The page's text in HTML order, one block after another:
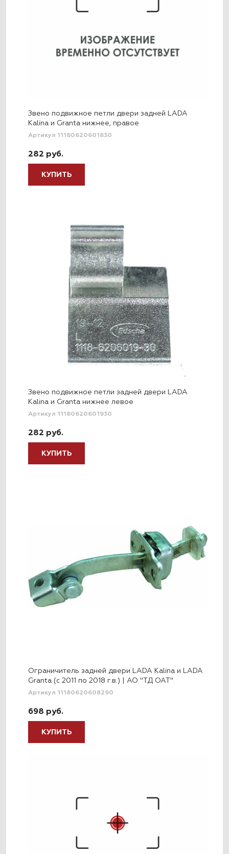
Звено подвижное петли двери задней LADA
Kalina и Granta нижнее, правое
Артикул 11180620601830
282 руб.
КУПИТЬ
Звено подвижное петли задней двери LADA
Kalina и Granta нижнее левое
Артикул 11180620601930
282 руб.
КУПИТЬ
Ограничитель задней двери LADA Kalina и LADA
Granta (с 2011 по 2018 г.в.) | АО "ТД ОАТ"
Артикул 11180620608290
698 руб.
КУПИТЬ